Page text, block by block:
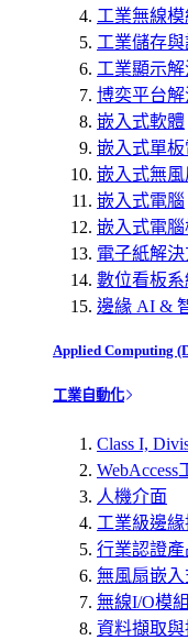
工業無線
工業儲存
工業顯示
博奕平台
嵌入式軟體
嵌入式單板
嵌入式無
嵌入式電腦
嵌入式電腦
電子紙解
數位看板系
邊緣 AI &
Applied Computing
工業自動化
Class I,
人機介面
工業級邊
行業認證產
無風扇嵌
無線I/O模
資料擷取與